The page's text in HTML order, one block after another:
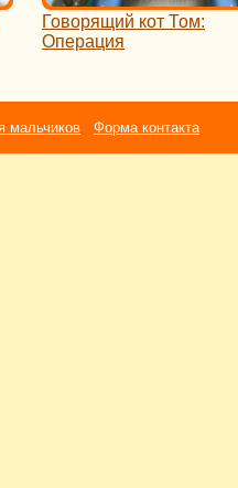
Говорящий кот Том:
Операция
мальчиков Форма контакта